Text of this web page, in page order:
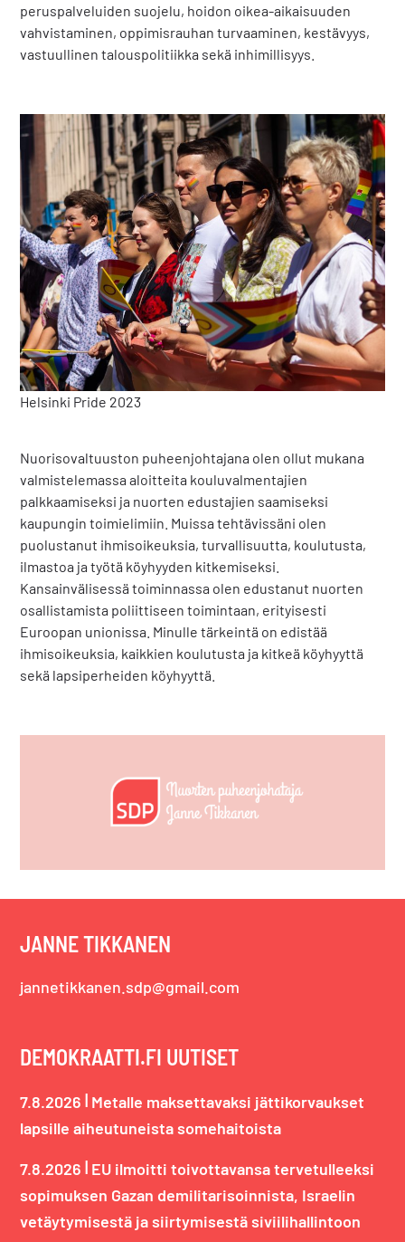
peruspalveluiden suojelu, hoidon oikea-aikaisuuden
vahvistaminen, oppimisrauhan turvaaminen, kestävyys,
vastuullinen talouspolitiikka sekä inhimillisyys.
Helsinki Pride 2023
Nuorisovaltuuston puheenjohtajana olen ollut mukana
valmistelemassa aloitteita kouluvalmentajien
palkkaamiseksi ja nuorten edustajien saamiseksi
kaupungin toimielimiin. Muissa tehtävissäni olen
puolustanut ihmisoikeuksia, turvallisuutta, koulutusta,
ilmastoa ja työtä köyhyyden kitkemiseksi.
Kansainvälisessä toiminnassa olen edustanut nuorten
osallistamista poliittiseen toimintaan, erityisesti
Euroopan unionissa. Minulle tärkeintä on edistää
ihmisoikeuksia, kaikkien koulutusta ja kitkeä köyhyyttä
sekä lapsiperheiden köyhyyttä.
JANNE TIKKANEN
jannetikkanen.sdp@gmail.com
DEMOKRAATTI.FI UUTISET
7.8.2026 | Metalle maksettavaksi jättikorvaukset
lapsille aiheutuneista somehaitoista
7.8.2026 | EU ilmoitti toivottavansa tervetulleeksi
sopimuksen Gazan demilitarisoinnista, Israelin
vetäytymisestä ja siirtymisestä siviilihallintoon